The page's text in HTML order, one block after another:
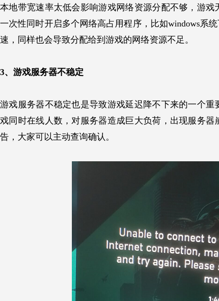
本地带宽速率太低会影响游戏网络资源分配不够，游
一次性同时开启多个网络高占用程序，比如windows系
速，同样也会导致分配给到游戏的网络资源不足。
3、游戏服务器不稳定
游戏服务器不稳定也是导致游戏延迟降不下来的一个
戏同时在线人数，对服务器造成巨大负荷，出现服务
告，大家可以主动查询确认。